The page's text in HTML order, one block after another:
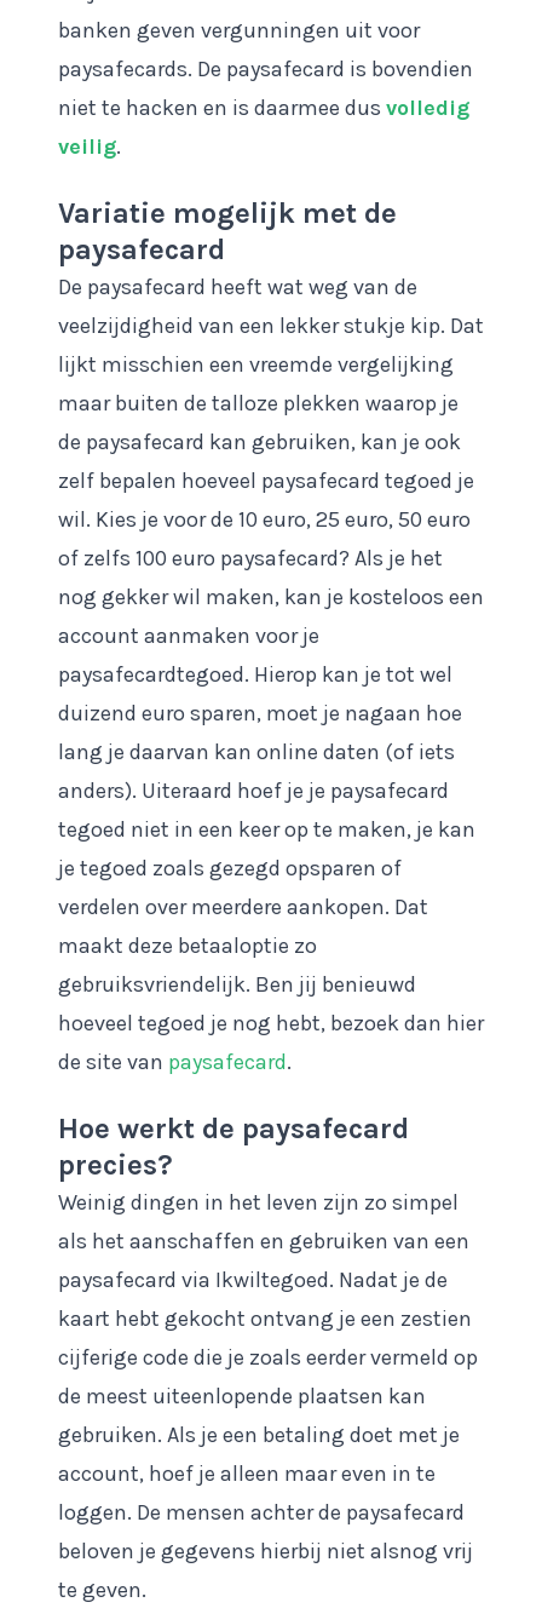
banken geven vergunningen uit voor
paysafecards. De paysafecard is bovendien
niet te hacken en is daarmee dus volledig
veilig.
Variatie mogelijk met de
paysafecard
De paysafecard heeft wat weg van de
veelzijdigheid van een lekker stukje kip. Dat
lijkt misschien een vreemde vergelijking
maar buiten de talloze plekken waarop je
de paysafecard kan gebruiken, kan je ook
zelf bepalen hoeveel paysafecard tegoed je
wil. Kies je voor de 10 euro, 25 euro, 50 euro
of zelfs 100 euro paysafecard? Als je het
nog gekker wil maken, kan je kosteloos een
account aanmaken voor je
paysafecardtegoed. Hierop kan je tot wel
duizend euro sparen, moet je nagaan hoe
lang je daarvan kan online daten (of iets
anders). Uiteraard hoef je je paysafecard
tegoed niet in een keer op te maken, je kan
je tegoed zoals gezegd opsparen of
verdelen over meerdere aankopen. Dat
maakt deze betaaloptie zo
gebruiksvriendelijk. Ben jij benieuwd
hoeveel tegoed je nog hebt, bezoek dan hier
de site van paysafecard.
Hoe werkt de paysafecard
precies?
Weinig dingen in het leven zijn zo simpel
als het aanschaffen en gebruiken van een
paysafecard via Ikwiltegoed. Nadat je de
kaart hebt gekocht ontvang je een zestien
cijferige code die je zoals eerder vermeld op
de meest uiteenlopende plaatsen kan
gebruiken. Als je een betaling doet met je
account, hoef je alleen maar even in te
loggen. De mensen achter de paysafecard
beloven je gegevens hierbij niet alsnog vrij
te geven.